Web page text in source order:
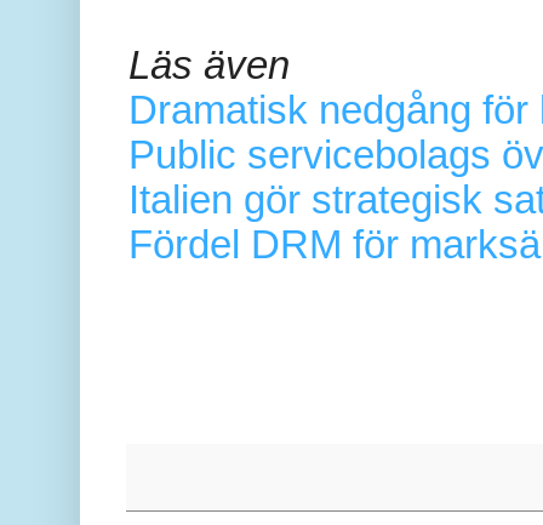
Läs även
Dramatisk nedgång
Public servicebolags
Italien gör strategisk
Fördel DRM för